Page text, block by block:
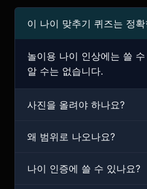
이 나이 맞추기 퀴즈는 정
놀이용 나이 인상에는 쓸
알 수는 없습니다.
사진을 올려야 하나요?
왜 범위로 나오나요?
나이 인증에 쓸 수 있나요?